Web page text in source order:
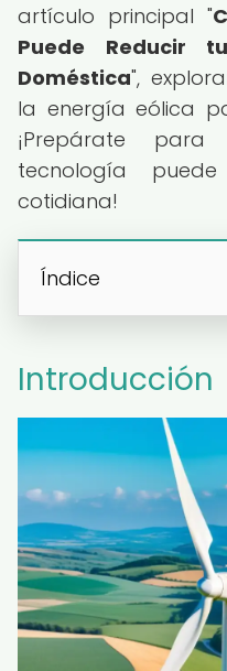
artículo principal "
Puede Reducir
Doméstica",
la energía eólica
¡Prepárate
tecnología
cotidiana!
Índice
Introducción